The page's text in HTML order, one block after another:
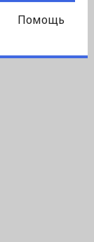
Помощь